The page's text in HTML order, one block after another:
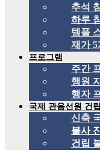
추석
하루
템플
재가 5
프로그램
주간
행원
행자
국제 관음선원 건
신축
불사
건립